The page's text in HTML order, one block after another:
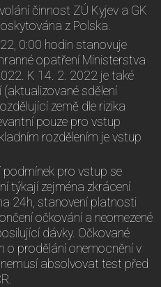
činnost ZÚ Kyjev a GK
z Polska.
0:00 hodin stanovuje
opatření Ministerstva
K 14. 2. 2022 je také
(aktualizované sdělení
země dle rizika
pouze pro vstup
rozdělením je vstup
pro vstup se
týkají zejména zkrácení
24h, stanovení platnosti
očkování a neomezené
dávky. Očkované
o prodělání onemocnění v
absolvovat test před